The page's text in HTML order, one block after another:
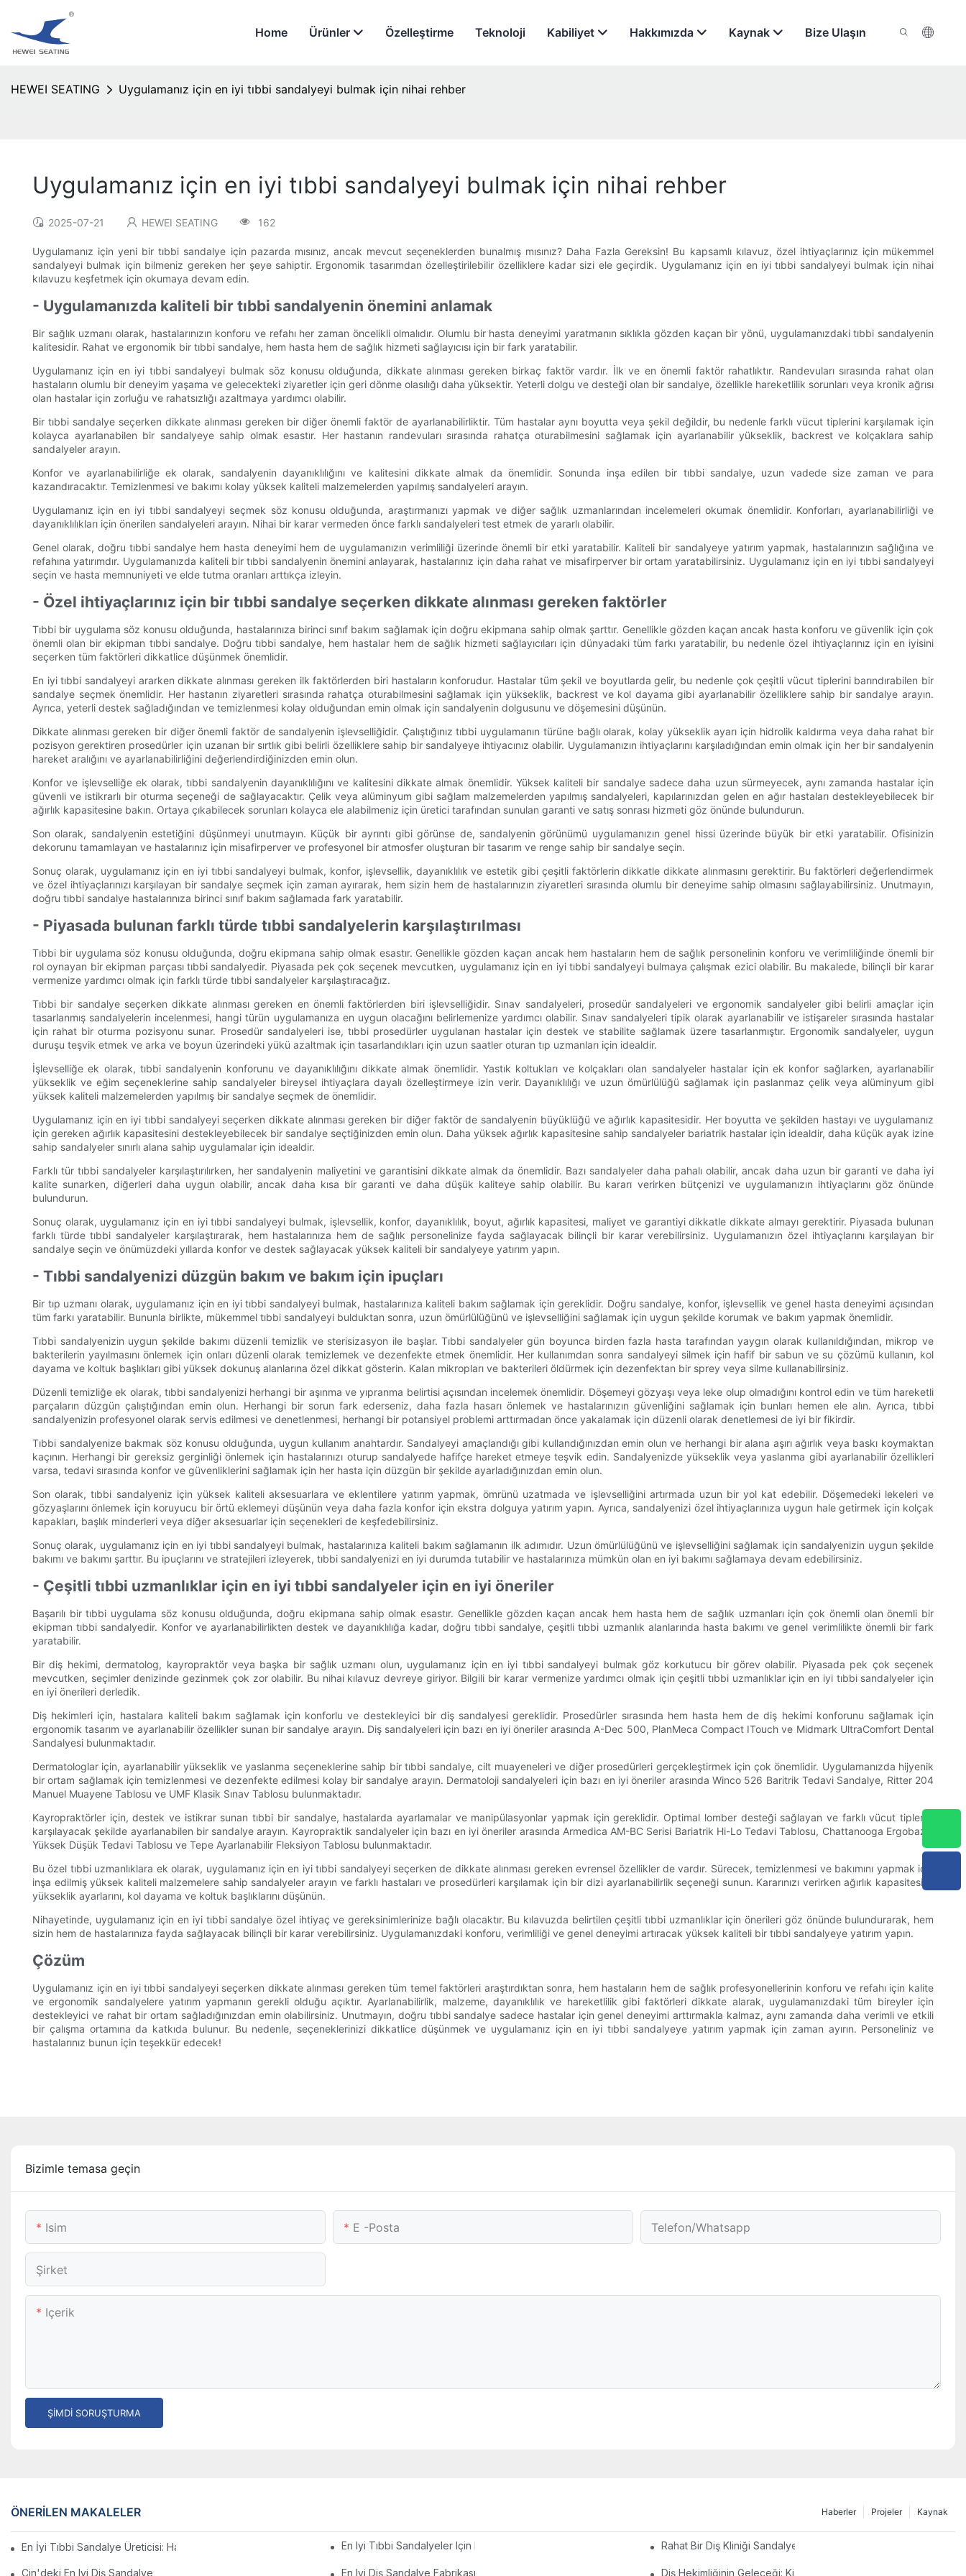
Home Ürünler Özelleştirme Teknoloji Kabiliyet Hakkımızda Kaynak Bize Ulaşın
HEWEI SEATING Uygulamanız için en iyi tıbbi sandalyeyi bulmak için nihai rehber
Uygulamanız için en iyi tıbbi sandalyeyi bulmak için nihai rehber
2025-07-21 HEWEI SEATING 162
Uygulamanız için yeni bir tıbbi sandalye için pazarda mısınız, ancak mevcut seçeneklerden bunalmış mısınız? Daha Fazla Gereksin! Bu kapsamlı kılavuz, özel ihtiyaçlarınız için mükemmel
sandalyeyi bulmak için bilmeniz gereken her şeye sahiptir. Ergonomik tasarımdan özelleştirilebilir özelliklere kadar sizi ele geçirdik. Uygulamanız için en iyi tıbbi sandalyeyi bulmak için nihai
kılavuzu keşfetmek için okumaya devam edin.
- Uygulamanızda kaliteli bir tıbbi sandalyenin önemini anlamak
Bir sağlık uzmanı olarak, hastalarınızın konforu ve refahı her zaman öncelikli olmalıdır. Olumlu bir hasta deneyimi yaratmanın sıklıkla gözden kaçan bir yönü, uygulamanızdaki tıbbi sandalyenin
kalitesidir. Rahat ve ergonomik bir tıbbi sandalye, hem hasta hem de sağlık hizmeti sağlayıcısı için bir fark yaratabilir.
Uygulamanız için en iyi tıbbi sandalyeyi bulmak söz konusu olduğunda, dikkate alınması gereken birkaç faktör vardır. İlk ve en önemli faktör rahatlıktır. Randevuları sırasında rahat olan
hastaların olumlu bir deneyim yaşama ve gelecekteki ziyaretler için geri dönme olasılığı daha yüksektir. Yeterli dolgu ve desteği olan bir sandalye, özellikle hareketlilik sorunları veya kronik ağrısı
olan hastalar için zorluğu ve rahatsızlığı azaltmaya yardımcı olabilir.
Bir tıbbi sandalye seçerken dikkate alınması gereken bir diğer önemli faktör de ayarlanabilirliktir. Tüm hastalar aynı boyutta veya şekil değildir, bu nedenle farklı vücut tiplerini karşılamak için
kolayca ayarlanabilen bir sandalyeye sahip olmak esastır. Her hastanın randevuları sırasında rahatça oturabilmesini sağlamak için ayarlanabilir yükseklik, backrest ve kolçaklara sahip
sandalyeler arayın.
Konfor ve ayarlanabilirliğe ek olarak, sandalyenin dayanıklılığını ve kalitesini dikkate almak da önemlidir. Sonunda inşa edilen bir tıbbi sandalye, uzun vadede size zaman ve para
kazandıracaktır. Temizlenmesi ve bakımı kolay yüksek kaliteli malzemelerden yapılmış sandalyeleri arayın.
Uygulamanız için en iyi tıbbi sandalyeyi seçmek söz konusu olduğunda, araştırmanızı yapmak ve diğer sağlık uzmanlarından incelemeleri okumak önemlidir. Konforları, ayarlanabilirliği ve
dayanıklılıkları için önerilen sandalyeleri arayın. Nihai bir karar vermeden önce farklı sandalyeleri test etmek de yararlı olabilir.
Genel olarak, doğru tıbbi sandalye hem hasta deneyimi hem de uygulamanızın verimliliği üzerinde önemli bir etki yaratabilir. Kaliteli bir sandalyeye yatırım yapmak, hastalarınızın sağlığına ve
refahına yatırımdır. Uygulamanızda kaliteli bir tıbbi sandalyenin önemini anlayarak, hastalarınız için daha rahat ve misafirperver bir ortam yaratabilirsiniz. Uygulamanız için en iyi tıbbi sandalyeyi
seçin ve hasta memnuniyeti ve elde tutma oranları arttıkça izleyin.
- Özel ihtiyaçlarınız için bir tıbbi sandalye seçerken dikkate alınması gereken faktörler
Tıbbi bir uygulama söz konusu olduğunda, hastalarınıza birinci sınıf bakım sağlamak için doğru ekipmana sahip olmak şarttır. Genellikle gözden kaçan ancak hasta konforu ve güvenlik için çok
önemli olan bir ekipman tıbbi sandalye. Doğru tıbbi sandalye, hem hastalar hem de sağlık hizmeti sağlayıcıları için dünyadaki tüm farkı yaratabilir, bu nedenle özel ihtiyaçlarınız için en iyisini
seçerken tüm faktörleri dikkatlice düşünmek önemlidir.
En iyi tıbbi sandalyeyi ararken dikkate alınması gereken ilk faktörlerden biri hastaların konforudur. Hastalar tüm şekil ve boyutlarda gelir, bu nedenle çok çeşitli vücut tiplerini barındırabilen bir
sandalye seçmek önemlidir. Her hastanın ziyaretleri sırasında rahatça oturabilmesini sağlamak için yükseklik, backrest ve kol dayama gibi ayarlanabilir özelliklere sahip bir sandalye arayın.
Ayrıca, yeterli destek sağladığından ve temizlenmesi kolay olduğundan emin olmak için sandalyenin dolgusunu ve döşemesini düşünün.
Dikkate alınması gereken bir diğer önemli faktör de sandalyenin işlevselliğidir. Çalıştığınız tıbbi uygulamanın türüne bağlı olarak, kolay yükseklik ayarı için hidrolik kaldırma veya daha rahat bir
pozisyon gerektiren prosedürler için uzanan bir sırtlık gibi belirli özelliklere sahip bir sandalyeye ihtiyacınız olabilir. Uygulamanızın ihtiyaçlarını karşıladığından emin olmak için her bir sandalyenin
hareket aralığını ve ayarlanabilirliğini değerlendirdiğinizden emin olun.
Konfor ve işlevselliğe ek olarak, tıbbi sandalyenin dayanıklılığını ve kalitesini dikkate almak önemlidir. Yüksek kaliteli bir sandalye sadece daha uzun sürmeyecek, aynı zamanda hastalar için
güvenli ve istikrarlı bir oturma seçeneği de sağlayacaktır. Çelik veya alüminyum gibi sağlam malzemelerden yapılmış sandalyeleri, kapılarınızdan gelen en ağır hastaları destekleyebilecek bir
ağırlık kapasitesine bakın. Ortaya çıkabilecek sorunları kolayca ele alabilmeniz için üretici tarafından sunulan garanti ve satış sonrası hizmeti göz önünde bulundurun.
Son olarak, sandalyenin estetiğini düşünmeyi unutmayın. Küçük bir ayrıntı gibi görünse de, sandalyenin görünümü uygulamanızın genel hissi üzerinde büyük bir etki yaratabilir. Ofisinizin
dekorunu tamamlayan ve hastalarınız için misafirperver ve profesyonel bir atmosfer oluşturan bir tasarım ve renge sahip bir sandalye seçin.
Sonuç olarak, uygulamanız için en iyi tıbbi sandalyeyi bulmak, konfor, işlevsellik, dayanıklılık ve estetik gibi çeşitli faktörlerin dikkatle dikkate alınmasını gerektirir. Bu faktörleri değerlendirmek
ve özel ihtiyaçlarınızı karşılayan bir sandalye seçmek için zaman ayırarak, hem sizin hem de hastalarınızın ziyaretleri sırasında olumlu bir deneyime sahip olmasını sağlayabilirsiniz. Unutmayın,
doğru tıbbi sandalye hastalarınıza birinci sınıf bakım sağlamada fark yaratabilir.
- Piyasada bulunan farklı türde tıbbi sandalyelerin karşılaştırılması
Tıbbi bir uygulama söz konusu olduğunda, doğru ekipmana sahip olmak esastır. Genellikle gözden kaçan ancak hem hastaların hem de sağlık personelinin konforu ve verimliliğinde önemli bir
rol oynayan bir ekipman parçası tıbbi sandalyedir. Piyasada pek çok seçenek mevcutken, uygulamanız için en iyi tıbbi sandalyeyi bulmaya çalışmak ezici olabilir. Bu makalede, bilinçli bir karar
vermenize yardımcı olmak için farklı türde tıbbi sandalyeler karşılaştıracağız.
Tıbbi bir sandalye seçerken dikkate alınması gereken en önemli faktörlerden biri işlevselliğidir. Sınav sandalyeleri, prosedür sandalyeleri ve ergonomik sandalyeler gibi belirli amaçlar için
tasarlanmış sandalyelerin incelenmesi, hangi türün uygulamanıza en uygun olacağını belirlemenize yardımcı olabilir. Sınav sandalyeleri tipik olarak ayarlanabilir ve istişareler sırasında hastalar
için rahat bir oturma pozisyonu sunar. Prosedür sandalyeleri ise, tıbbi prosedürler uygulanan hastalar için destek ve stabilite sağlamak üzere tasarlanmıştır. Ergonomik sandalyeler, uygun
duruşu teşvik etmek ve arka ve boyun üzerindeki yükü azaltmak için tasarlandıkları için uzun saatler oturan tıp uzmanları için idealdir.
İşlevselliğe ek olarak, tıbbi sandalyenin konforunu ve dayanıklılığını dikkate almak önemlidir. Yastık koltukları ve kolçakları olan sandalyeler hastalar için ek konfor sağlarken, ayarlanabilir
yükseklik ve eğim seçeneklerine sahip sandalyeler bireysel ihtiyaçlara dayalı özelleştirmeye izin verir. Dayanıklılığı ve uzun ömürlülüğü sağlamak için paslanmaz çelik veya alüminyum gibi
yüksek kaliteli malzemelerden yapılmış bir sandalye seçmek de önemlidir.
Uygulamanız için en iyi tıbbi sandalyeyi seçerken dikkate alınması gereken bir diğer faktör de sandalyenin büyüklüğü ve ağırlık kapasitesidir. Her boyutta ve şekilden hastayı ve uygulamanız
için gereken ağırlık kapasitesini destekleyebilecek bir sandalye seçtiğinizden emin olun. Daha yüksek ağırlık kapasitesine sahip sandalyeler bariatrik hastalar için idealdir, daha küçük ayak izine
sahip sandalyeler sınırlı alana sahip uygulamalar için idealdir.
Farklı tür tıbbi sandalyeler karşılaştırılırken, her sandalyenin maliyetini ve garantisini dikkate almak da önemlidir. Bazı sandalyeler daha pahalı olabilir, ancak daha uzun bir garanti ve daha iyi
kalite sunarken, diğerleri daha uygun olabilir, ancak daha kısa bir garanti ve daha düşük kaliteye sahip olabilir. Bu kararı verirken bütçenizi ve uygulamanızın ihtiyaçlarını göz önünde
bulundurun.
Sonuç olarak, uygulamanız için en iyi tıbbi sandalyeyi bulmak, işlevsellik, konfor, dayanıklılık, boyut, ağırlık kapasitesi, maliyet ve garantiyi dikkatle dikkate almayı gerektirir. Piyasada bulunan
farklı türde tıbbi sandalyeler karşılaştırarak, hem hastalarınıza hem de sağlık personelinize fayda sağlayacak bilinçli bir karar verebilirsiniz. Uygulamanızın özel ihtiyaçlarını karşılayan bir
sandalye seçin ve önümüzdeki yıllarda konfor ve destek sağlayacak yüksek kaliteli bir sandalyeye yatırım yapın.
- Tıbbi sandalyenizi düzgün bakım ve bakım için ipuçları
Bir tıp uzmanı olarak, uygulamanız için en iyi tıbbi sandalyeyi bulmak, hastalarınıza kaliteli bakım sağlamak için gereklidir. Doğru sandalye, konfor, işlevsellik ve genel hasta deneyimi açısından
tüm farkı yaratabilir. Bununla birlikte, mükemmel tıbbi sandalyeyi bulduktan sonra, uzun ömürlülüğünü ve işlevselliğini sağlamak için uygun şekilde korumak ve bakım yapmak önemlidir.
Tıbbi sandalyenizin uygun şekilde bakımı düzenli temizlik ve sterisizasyon ile başlar. Tıbbi sandalyeler gün boyunca birden fazla hasta tarafından yaygın olarak kullanıldığından, mikrop ve
bakterilerin yayılmasını önlemek için onları düzenli olarak temizlemek ve dezenfekte etmek önemlidir. Her kullanımdan sonra sandalyeyi silmek için hafif bir sabun ve su çözümü kullanın, kol
dayama ve koltuk başlıkları gibi yüksek dokunuş alanlarına özel dikkat gösterin. Kalan mikropları ve bakterileri öldürmek için dezenfektan bir sprey veya silme kullanabilirsiniz.
Düzenli temizliğe ek olarak, tıbbi sandalyenizi herhangi bir aşınma ve yıpranma belirtisi açısından incelemek önemlidir. Döşemeyi gözyaşı veya leke olup olmadığını kontrol edin ve tüm hareketli
parçaların düzgün çalıştığından emin olun. Herhangi bir sorun fark ederseniz, daha fazla hasarı önlemek ve hastalarınızın güvenliğini sağlamak için bunları hemen ele alın. Ayrıca, tıbbi
sandalyenizin profesyonel olarak servis edilmesi ve denetlenmesi, herhangi bir potansiyel problemi arttırmadan önce yakalamak için düzenli olarak denetlemesi de iyi bir fikirdir.
Tıbbi sandalyenize bakmak söz konusu olduğunda, uygun kullanım anahtardır. Sandalyeyi amaçlandığı gibi kullandığınızdan emin olun ve herhangi bir alana aşırı ağırlık veya baskı koymaktan
kaçının. Herhangi bir gereksiz gerginliği önlemek için hastalarınızı oturup sandalyede hafifçe hareket etmeye teşvik edin. Sandalyenizde yükseklik veya yaslanma gibi ayarlanabilir özellikleri
varsa, tedavi sırasında konfor ve güvenliklerini sağlamak için her hasta için düzgün bir şekilde ayarladığınızdan emin olun.
Son olarak, tıbbi sandalyeniz için yüksek kaliteli aksesuarlara ve eklentilere yatırım yapmak, ömrünü uzatmada ve işlevselliğini artırmada uzun bir yol kat edebilir. Döşemedeki lekeleri ve
gözyaşlarını önlemek için koruyucu bir örtü eklemeyi düşünün veya daha fazla konfor için ekstra dolguya yatırım yapın. Ayrıca, sandalyenizi özel ihtiyaçlarınıza uygun hale getirmek için kolçak
kapakları, başlık minderleri veya diğer aksesuarlar için seçenekleri de keşfedebilirsiniz.
Sonuç olarak, uygulamanız için en iyi tıbbi sandalyeyi bulmak, hastalarınıza kaliteli bakım sağlamanın ilk adımıdır. Uzun ömürlülüğünü ve işlevselliğini sağlamak için sandalyenizin uygun şekilde
bakımı ve bakımı şarttır. Bu ipuçlarını ve stratejileri izleyerek, tıbbi sandalyenizi en iyi durumda tutabilir ve hastalarınıza mümkün olan en iyi bakımı sağlamaya devam edebilirsiniz.
- Çeşitli tıbbi uzmanlıklar için en iyi tıbbi sandalyeler için en iyi öneriler
Başarılı bir tıbbi uygulama söz konusu olduğunda, doğru ekipmana sahip olmak esastır. Genellikle gözden kaçan ancak hem hasta hem de sağlık uzmanları için çok önemli olan önemli bir
ekipman tıbbi sandalyedir. Konfor ve ayarlanabilirlikten destek ve dayanıklılığa kadar, doğru tıbbi sandalye, çeşitli tıbbi uzmanlık alanlarında hasta bakımı ve genel verimlilikte önemli bir fark
yaratabilir.
Bir diş hekimi, dermatolog, kayropraktör veya başka bir sağlık uzmanı olun, uygulamanız için en iyi tıbbi sandalyeyi bulmak göz korkutucu bir görev olabilir. Piyasada pek çok seçenek
mevcutken, seçimler denizinde gezinmek çok zor olabilir. Bu nihai kılavuz devreye giriyor. Bilgili bir karar vermenize yardımcı olmak için çeşitli tıbbi uzmanlıklar için en iyi tıbbi sandalyeler için
en iyi önerileri derledik.
Diş hekimleri için, hastalara kaliteli bakım sağlamak için konforlu ve destekleyici bir diş sandalyesi gereklidir. Prosedürler sırasında hem hasta hem de diş hekimi konforunu sağlamak için
ergonomik tasarım ve ayarlanabilir özellikler sunan bir sandalye arayın. Diş sandalyeleri için bazı en iyi öneriler arasında A-Dec 500, PlanMeca Compact ITouch ve Midmark UltraComfort Dental
Sandalyesi bulunmaktadır.
Dermatologlar için, ayarlanabilir yükseklik ve yaslanma seçeneklerine sahip bir tıbbi sandalye, cilt muayeneleri ve diğer prosedürleri gerçekleştirmek için çok önemlidir. Uygulamanızda hijyenik
bir ortam sağlamak için temizlenmesi ve dezenfekte edilmesi kolay bir sandalye arayın. Dermatoloji sandalyeleri için bazı en iyi öneriler arasında Winco 526 Baritrik Tedavi Sandalye, Ritter 204
Manuel Muayene Tablosu ve UMF Klasik Sınav Tablosu bulunmaktadır.
Kayropraktörler için, destek ve istikrar sunan tıbbi bir sandalye, hastalarda ayarlamalar ve manipülasyonlar yapmak için gereklidir. Optimal lomber desteği sağlayan ve farklı vücut tiplerini
karşılayacak şekilde ayarlanabilen bir sandalye arayın. Kayropraktik sandalyeler için bazı en iyi öneriler arasında Armedica AM-BC Serisi Bariatrik Hi-Lo Tedavi Tablosu, Chattanooga Ergobazik
Yüksek Düşük Tedavi Tablosu ve Tepe Ayarlanabilir Fleksiyon Tablosu bulunmaktadır.
Bu özel tıbbi uzmanlıklara ek olarak, uygulamanız için en iyi tıbbi sandalyeyi seçerken de dikkate alınması gereken evrensel özellikler de vardır. Sürecek, temizlenmesi ve bakımını yapmak için
inşa edilmiş yüksek kaliteli malzemelere sahip sandalyeler arayın ve farklı hastaları ve prosedürleri karşılamak için bir dizi ayarlanabilirlik seçeneği sunun. Kararınızı verirken ağırlık kapasitesini,
yükseklik ayarlarını, kol dayama ve koltuk başlıklarını düşünün.
Nihayetinde, uygulamanız için en iyi tıbbi sandalye özel ihtiyaç ve gereksinimlerinize bağlı olacaktır. Bu kılavuzda belirtilen çeşitli tıbbi uzmanlıklar için önerileri göz önünde bulundurarak, hem
sizin hem de hastalarınıza fayda sağlayacak bilinçli bir karar verebilirsiniz. Uygulamanızdaki konforu, verimliliği ve genel deneyimi artıracak yüksek kaliteli bir tıbbi sandalyeye yatırım yapın.
Çözüm
Uygulamanız için en iyi tıbbi sandalyeyi seçerken dikkate alınması gereken tüm temel faktörleri araştırdıktan sonra, hem hastaların hem de sağlık profesyonellerinin konforu ve refahı için kalite
ve ergonomik sandalyelere yatırım yapmanın gerekli olduğu açıktır. Ayarlanabilirlik, malzeme, dayanıklılık ve hareketlilik gibi faktörleri dikkate alarak, uygulamanızdaki tüm bireyler için
destekleyici ve rahat bir ortam sağladığınızdan emin olabilirsiniz. Unutmayın, doğru tıbbi sandalye sadece hastalar için genel deneyimi arttırmakla kalmaz, aynı zamanda daha verimli ve etkili
bir çalışma ortamına da katkıda bulunur. Bu nedenle, seçeneklerinizi dikkatlice düşünmek ve uygulamanız için en iyi tıbbi sandalyeye yatırım yapmak için zaman ayırın. Personeliniz ve
hastalarınız bunun için teşekkür edecek!
Bizimle temasa geçin
Isim E -posta Telefon/whatsapp
Şirket
Içerik
ŞIMDI SORUŞTURMA
ÖNERILEN MAKALELER Kaynak
Projeler
Haberler
En İyi Tıbbi Sandalye Üreticisi: Hastalara Konfor Ve Destek Sağlama En Iyi Tıbbi Sandalyeler Için En Iyi Seçimler Rahat Bir Diş Kliniği Sandalyesinin Önemi: Diş Prosedürleri
Çin'deki En Iyi Diş Sandalye Üreticileri: Yenilikler Ve Kalite En Iyi Diş Sandalye Fabrikasını Seçmek Için Nihai Rehber Diş Hekimliğinin Geleceği: Kişiselleştirilmiş Modern Diş